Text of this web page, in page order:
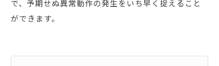
で、予期せぬ異常動作の発生をいち早く捉えること
ができます。